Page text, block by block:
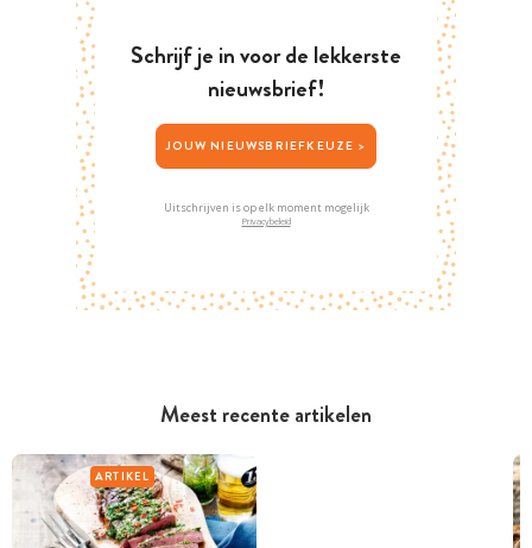
Meest recente artikelen
ARTIKEL
Schrijf je in voor de lekkerste
nieuwsbrief!
JOUW NIEUWSBRIEFKEUZE >
Uitschrijven is op elk moment mogelijk
Privacybeleid